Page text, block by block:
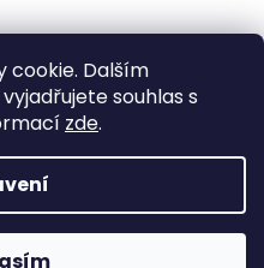
cookie. Dalším
souhlas s
zde.
Shoptet
. Všechna práva vyhrazena.
ANO